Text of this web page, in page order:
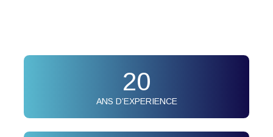
20
ANS D’EXPERIENCE